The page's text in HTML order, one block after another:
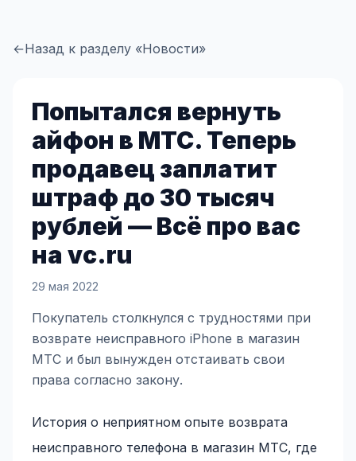
←Назад к разделу «Новости»
Попытался вернуть
айфон в МТС. Теперь
продавец заплатит
штраф до 30 тысяч
рублей — Всё про вас
на vc.ru
29 мая 2022
Покупатель столкнулся с трудностями при
возврате неисправного iPhone в магазин
МТС и был вынужден отстаивать свои
права согласно закону.
История о неприятном опыте возврата
неисправного телефона в магазин МТС, где